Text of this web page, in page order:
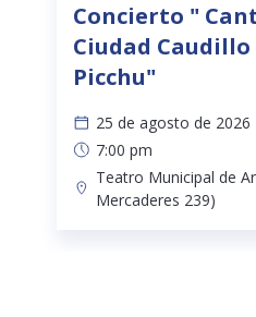
Concierto "
Ciudad Caudillo
Picchu"
25 de agosto de 2026
7:00 pm
Teatro Municipal de
Mercaderes 239)